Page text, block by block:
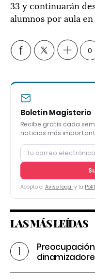
33 y continuarán
alumnos por aula
0
Boletín Magisterio
Recibe gratis cada
noticias más
Acepto el Aviso legal y la
LAS MÁS LEÍDAS
Preocupación